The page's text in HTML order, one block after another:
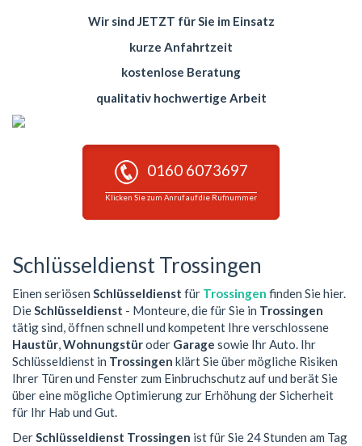
Wir sind JETZT für Sie im Einsatz
kurze Anfahrtzeit
kostenlose Beratung
qualitativ hochwertige Arbeit
0160 6073697
Klicken Sie zum Anruf auf die Rufnummer
Schlüsseldienst Trossingen
Einen seriösen Schlüsseldienst für Trossingen finden Sie hier.
DieSchlüsseldienst - Monteure, die für Sie in Trossingen
tätig sind, öffnen schnell und kompetent Ihre verschlossene
Haustür,Wohnungstüroder Garage sowie Ihr Auto. Ihr
Schlüsseldienst in Trossingen klärt Sie über mögliche Risiken
Ihrer Türen und Fenster zum Einbruchschutz auf und berät Sie
über eine mögliche Optimierung zur Erhöhung der Sicherheit
für Ihr Hab und Gut.
DerSchlüsseldienst Trossingen ist für Sie 24 Stunden am Tag